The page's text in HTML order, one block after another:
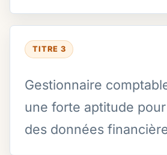
TITRE 3
Gestionnaire
une forte aptitude pour
des données